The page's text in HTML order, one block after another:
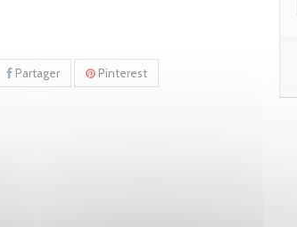
Partager Pinterest